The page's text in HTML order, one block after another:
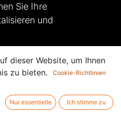
Sie Ihre
und
um sich auf das
dieser Website, um Ihnen
zu bieten.
Cookie-Richtlinien
Nur essentielle Ich stimme zu